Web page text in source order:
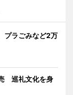
プラごみなど2万
巡礼文化を身